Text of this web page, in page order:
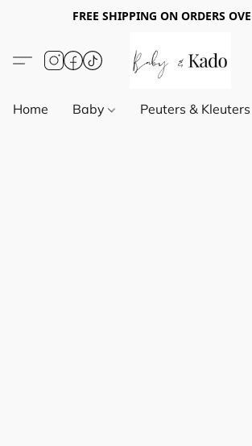
FREE SHIPPING ON ORDERS
Home Baby Peuters &